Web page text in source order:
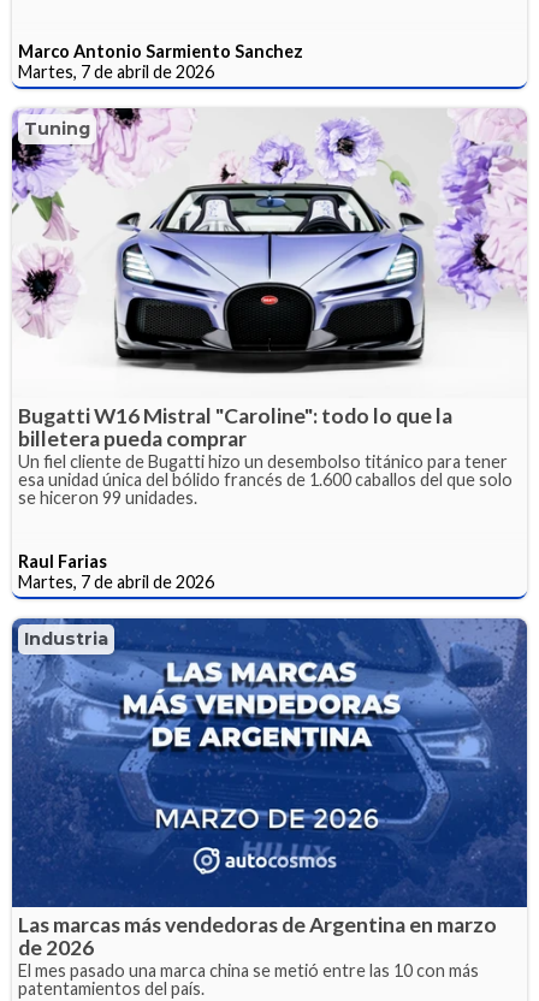
Marco Antonio Sarmiento Sanchez
Martes, 7 de abril de 2026
Tuning
Bugatti W16 Mistral "Caroline": todo lo que la
billetera pueda comprar
Un fiel cliente de Bugatti hizo un desembolso titánico para tener
esa unidad única del bólido francés de 1.600 caballos del que solo
se hiceron 99 unidades.
Raul Farias
Martes, 7 de abril de 2026
Industria
Las marcas más vendedoras de Argentina en marzo
de 2026
El mes pasado una marca china se metió entre las 10 con más
patentamientos del país.